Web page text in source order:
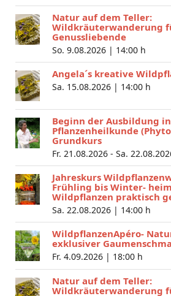
Natur auf dem Teller:
Wildkräuterwanderung
Genussliebende
So. 9.08.2026 | 14:00 h
Angela´s kreative
Sa. 15.08.2026 | 14:00 h
Beginn der Ausbildung in
Pflanzenheilkunde
Grundkurs
Fr. 21.08.2026 - Sa.
Jahreskurs
Frühling bis Winter-
Wildpflanzen praktisch
Sa. 22.08.2026 | 14:00 h
WildpflanzenApéro-
exklusiver
Fr. 4.09.2026 | 18:00 h
Natur auf dem Teller:
Wildkräuterwanderung